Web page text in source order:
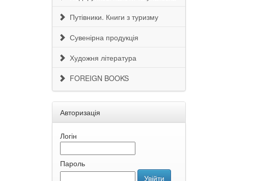
Путівники. Книги з туризму
Сувенірна продукція
Художня література
FOREIGN BOOKS
Авторизація
Логін
Пароль
Увійти